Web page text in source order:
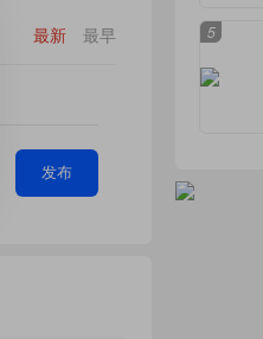
最新 最早
发布
5